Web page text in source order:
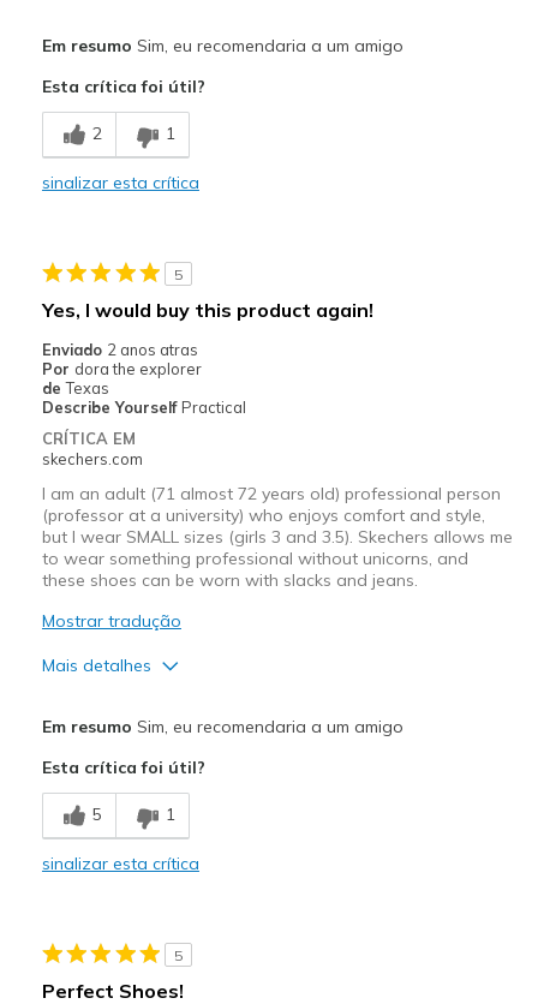
Comfortable
Durable
Casual Wear
Width
Sizing
Feels true to size
View On Shoes
Shoes are for Wearing
Em resumo Sim, eu recomendaria a um amigo
Esta crítica foi útil?
2 1
sinalizar esta crítica
5
Yes, I would buy this product again!
Enviado 2 anos atras
Por dora the explorer
de Texas
Describe Yourself Practical
CRÍTICA EM
skechers.com
I am an adult (71 almost 72 years old) professional person
(professor at a university) who enjoys comfort and style,
but I wear SMALL sizes (girls 3 and 3.5). Skechers allows me
to wear something professional without unicorns, and
these shoes can be worn with slacks and jeans.
Mostrar tradução
Mais detalhes
Breathe Well
Comfortable
Melhores utilizações
Em resumo Sim, eu recomendaria a um amigo
Esta crítica foi útil?
5 1
sinalizar esta crítica
5
Perfect Shoes!